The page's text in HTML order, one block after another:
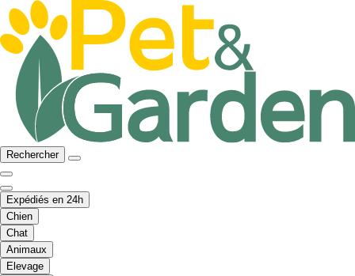
Rechercher
Expédiés en 24h
Chien
Chat
Animaux
Elevage